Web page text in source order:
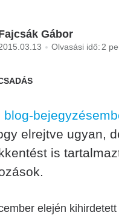
Gábor
Olvasási idő: 2
blog-
elrejtve ugyan,
is
elején